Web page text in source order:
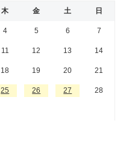
木 金 土 日
4 5 6 7
11 12 13 14
18 19 20 21
25 26 27 28